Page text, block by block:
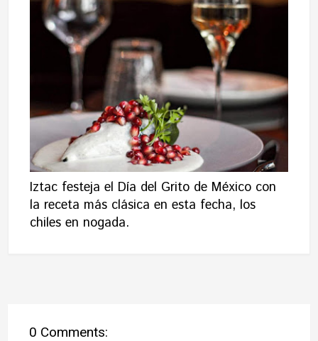
Iztac festeja el Día del Grito de México con
la receta más clásica en esta fecha, los
chiles en nogada.
0 Comments: